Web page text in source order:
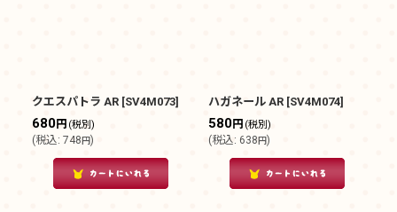
クエスパトラ AR [SV4M073]
680円 (税別)
(税込: 748円)
ハガネール AR [SV4M074]
580円 (税別)
(税込: 638円)